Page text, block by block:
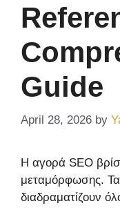
Guide
April 28, 2026 by
Η αγορά SEO
μεταμόρφωσης. Τα
διαδραματίζουν